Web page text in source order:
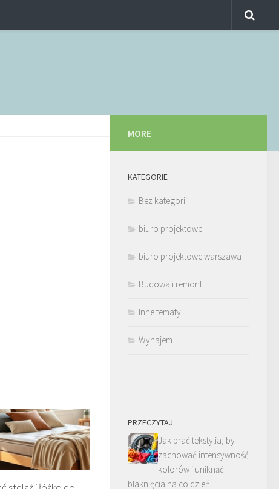
MORE
KATEGORIE
Bez kategorii
biuro projektowe
biuro projektowe warszawa
Budowa i remont
Inne tematy
Wynajem
PRZECZYTAJ
Jak prać tekstylia, by
zachować intensywność
kolorów i uniknąć
blaknięcia na co dzień